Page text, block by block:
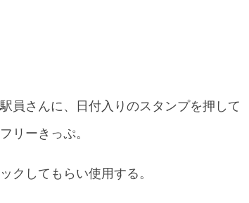
員さんに、日付入りのスタンプを押して
リーきっぷ。
クしてもらい使用する。